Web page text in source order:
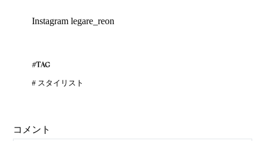
Instagram legare_reon
#TAG
# スタイリスト
コメント